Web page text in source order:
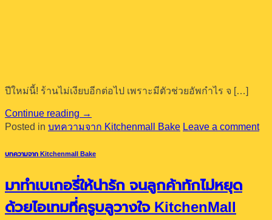
ปีใหม่นี้! ร้านไม่เงียบอีกต่อไป เพราะมีตัวช่วยอัพกำไร จ […]
Continue reading →
Posted in บทความจาก Kitchenmall Bake Leave a comment
บทความจาก Kitchenmall Bake
มาทำเบเกอรี่ให้น่ารัก จนลูกค้าทักไม่หยุด
ด้วยไอเทมที่ครูบลูวางใจ KitchenMall